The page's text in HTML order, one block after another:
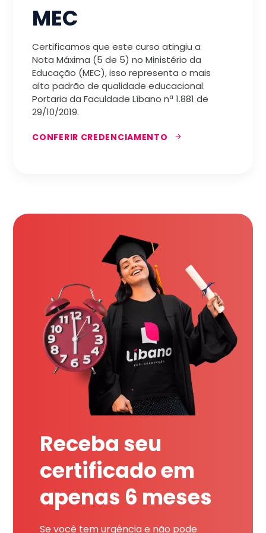
MEC
Certificamos que este curso atingiu a
Nota Máxima (5 de 5) no Ministério da
Educação (MEC), isso representa o mais
alto padrão de qualidade educacional.
Portaria da Faculdade Líbano nª 1.881 de
29/10/2019.
CONFERIR CREDENCIAMENTO
Receba seu
certificado em
apenas 6 meses
Se você tem urgência e não pode